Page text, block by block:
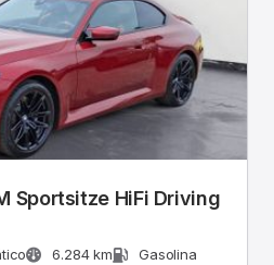
Sportsitze HiFi Driving
6.284 km
Gasolina